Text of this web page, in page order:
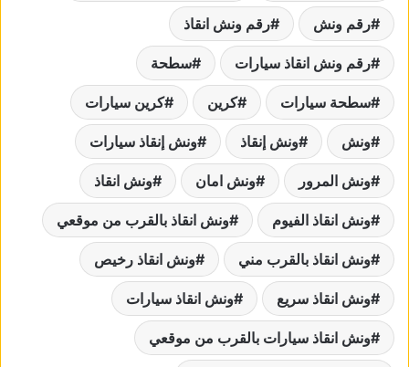
رقم ونش رقم ونش انقاذ
رقم ونش انقاذ سيارات سطحة
سطحة سيارات كرين كرين سيارات
ونش ونش إنقاذ ونش إنقاذ سيارات
ونش المرور ونش امان ونش انقاذ
ونش انقاذ الفيوم ونش انقاذ بالقرب من موقعي
ونش انقاذ بالقرب مني ونش انقاذ رخيص
ونش انقاذ سريع ونش انقاذ سيارات
ونش انقاذ سيارات بالقرب من موقعي